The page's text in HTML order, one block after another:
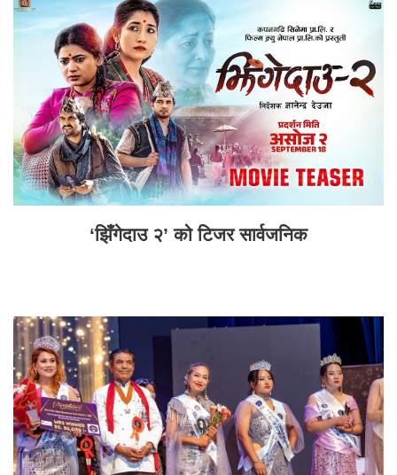
‘झिँगेदाउ २’ को टिजर सार्वजनिक